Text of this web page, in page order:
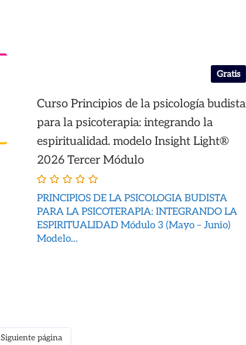
Gratis
Curso Principios de la psicología budista
para la psicoterapia: integrando la
espiritualidad. modelo Insight Light®
2026 Tercer Módulo
PRINCIPIOS DE LA PSICOLOGIA BUDISTA
PARA LA PSICOTERAPIA: INTEGRANDO LA
ESPIRITUALIDAD Módulo 3 (Mayo – Junio)
Modelo...
Siguiente página